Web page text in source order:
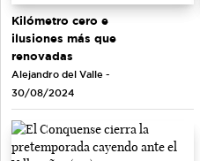
Kilómetro cero e
ilusiones más que
renovadas
Alejandro del Valle -
30/08/2024